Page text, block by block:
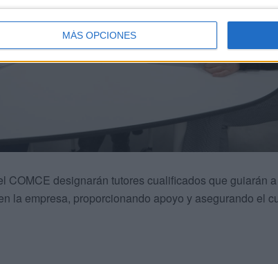
MÁS OPCIONES
COMCE designarán tutores cualificados que guiarán
la empresa, proporcionando apoyo y asegurando el